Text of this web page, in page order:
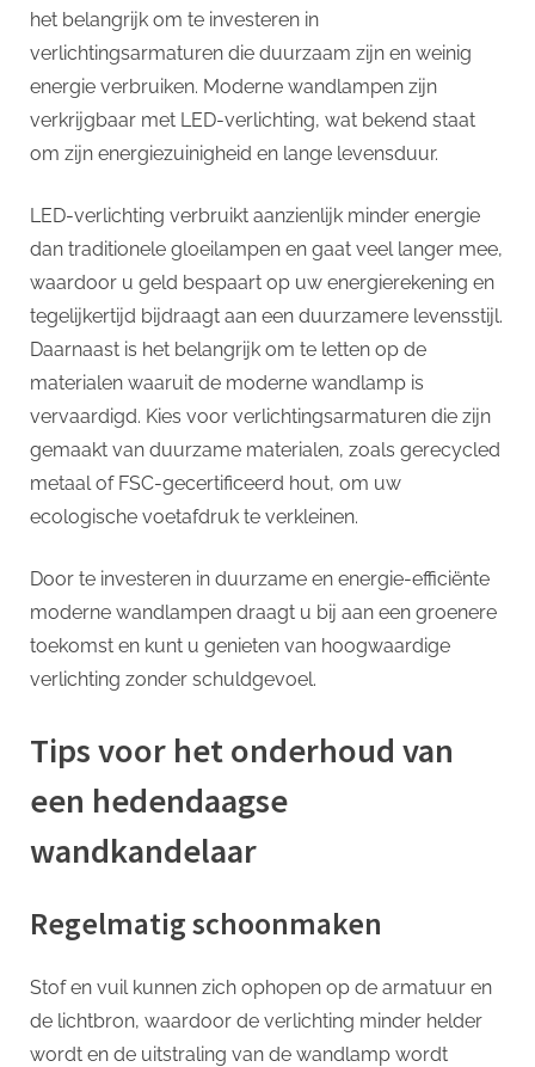
het belangrijk om te investeren in
verlichtingsarmaturen die duurzaam zijn en weinig
energie verbruiken. Moderne wandlampen zijn
verkrijgbaar met LED-verlichting, wat bekend staat
om zijn energiezuinigheid en lange levensduur.
LED-verlichting verbruikt aanzienlijk minder energie
dan traditionele gloeilampen en gaat veel langer mee,
waardoor u geld bespaart op uw energierekening en
tegelijkertijd bijdraagt aan een duurzamere levensstijl.
Daarnaast is het belangrijk om te letten op de
materialen waaruit de moderne wandlamp is
vervaardigd. Kies voor verlichtingsarmaturen die zijn
gemaakt van duurzame materialen, zoals gerecycled
metaal of FSC-gecertificeerd hout, om uw
ecologische voetafdruk te verkleinen.
Door te investeren in duurzame en energie-efficiënte
moderne wandlampen draagt u bij aan een groenere
toekomst en kunt u genieten van hoogwaardige
verlichting zonder schuldgevoel.
Tips voor het onderhoud van
een hedendaagse
wandkandelaar
Regelmatig schoonmaken
Stof en vuil kunnen zich ophopen op de armatuur en
de lichtbron, waardoor de verlichting minder helder
wordt en de uitstraling van de wandlamp wordt